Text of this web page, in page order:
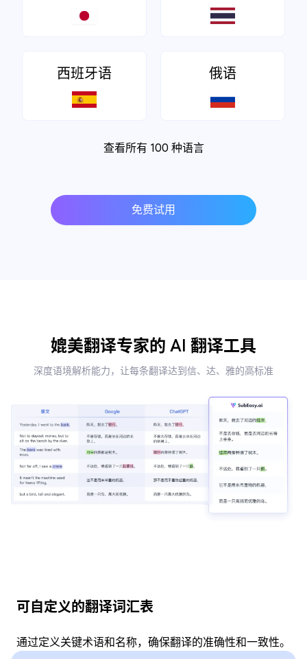
西班牙语 俄语
查看所有 100 种语言
免费试用
媲美翻译专家的 AI 翻译工具
深度语境解析能力，让每条翻译达到信、达、雅的高标准
可自定义的翻译词汇表
通过定义关键术语和名称，确保翻译的准确性和一致性。